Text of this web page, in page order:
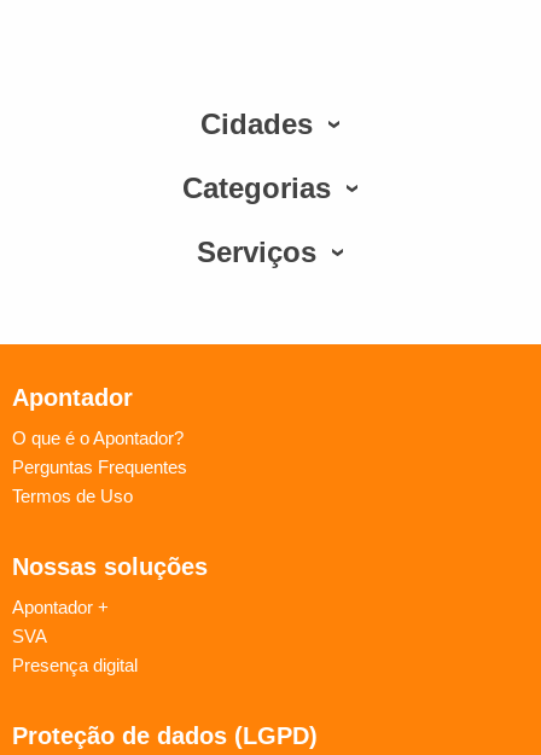
Cidades
Categorias
Serviços
Apontador
O que é o Apontador?
Perguntas Frequentes
Termos de Uso
Nossas soluções
Apontador +
SVA
Presença digital
Proteção de dados (LGPD)